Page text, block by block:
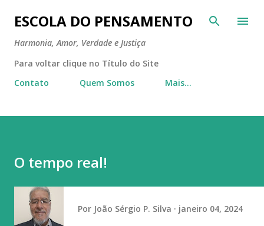
Pular para o conteúdo principal
ESCOLA DO PENSAMENTO
Harmonia, Amor, Verdade e Justiça
Para voltar clique no Título do Site
Contato
Quem Somos Mais…
O tempo real!
Por João Sérgio P. Silva janeiro 04, 2024